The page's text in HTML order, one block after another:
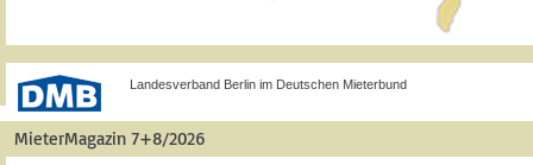
Landesverband Berlin im Deutschen Mieterbund
MieterMagazin 7+8/2026